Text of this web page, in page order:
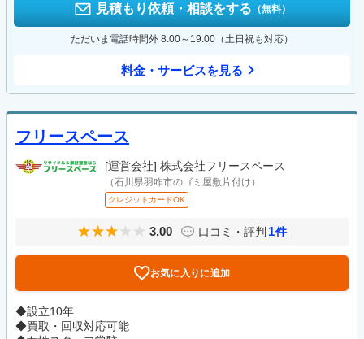
見積もり依頼・相談をする （無料）
ただいま電話時間外 8:00～19:00（土日祝も対応）
料金・サービスを見る
フリースペース
[運営会社] 株式会社フリースペース
（石川県羽咋市のゴミ屋敷片付け）
クレジットカードOK
3.00 口コミ・評判 1件
お気に入りに追加
◆設立10年
◆買取・回収対応可能